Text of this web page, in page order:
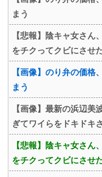
まう
【悲報】陰キャ女さん
をチクってクビにさせ
【画像】のり弁の価格
まう
【画像】最新の浜辺美
ぎてワイらをドキドキ
【悲報】陰キャ女さん
をチクってクビにさせ